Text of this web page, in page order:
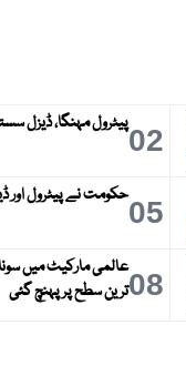
02پیٹرول مہنگا، ڈیزل
05حکومت نے پیٹرول اور
08ترین سطح پر پہنچ گئی